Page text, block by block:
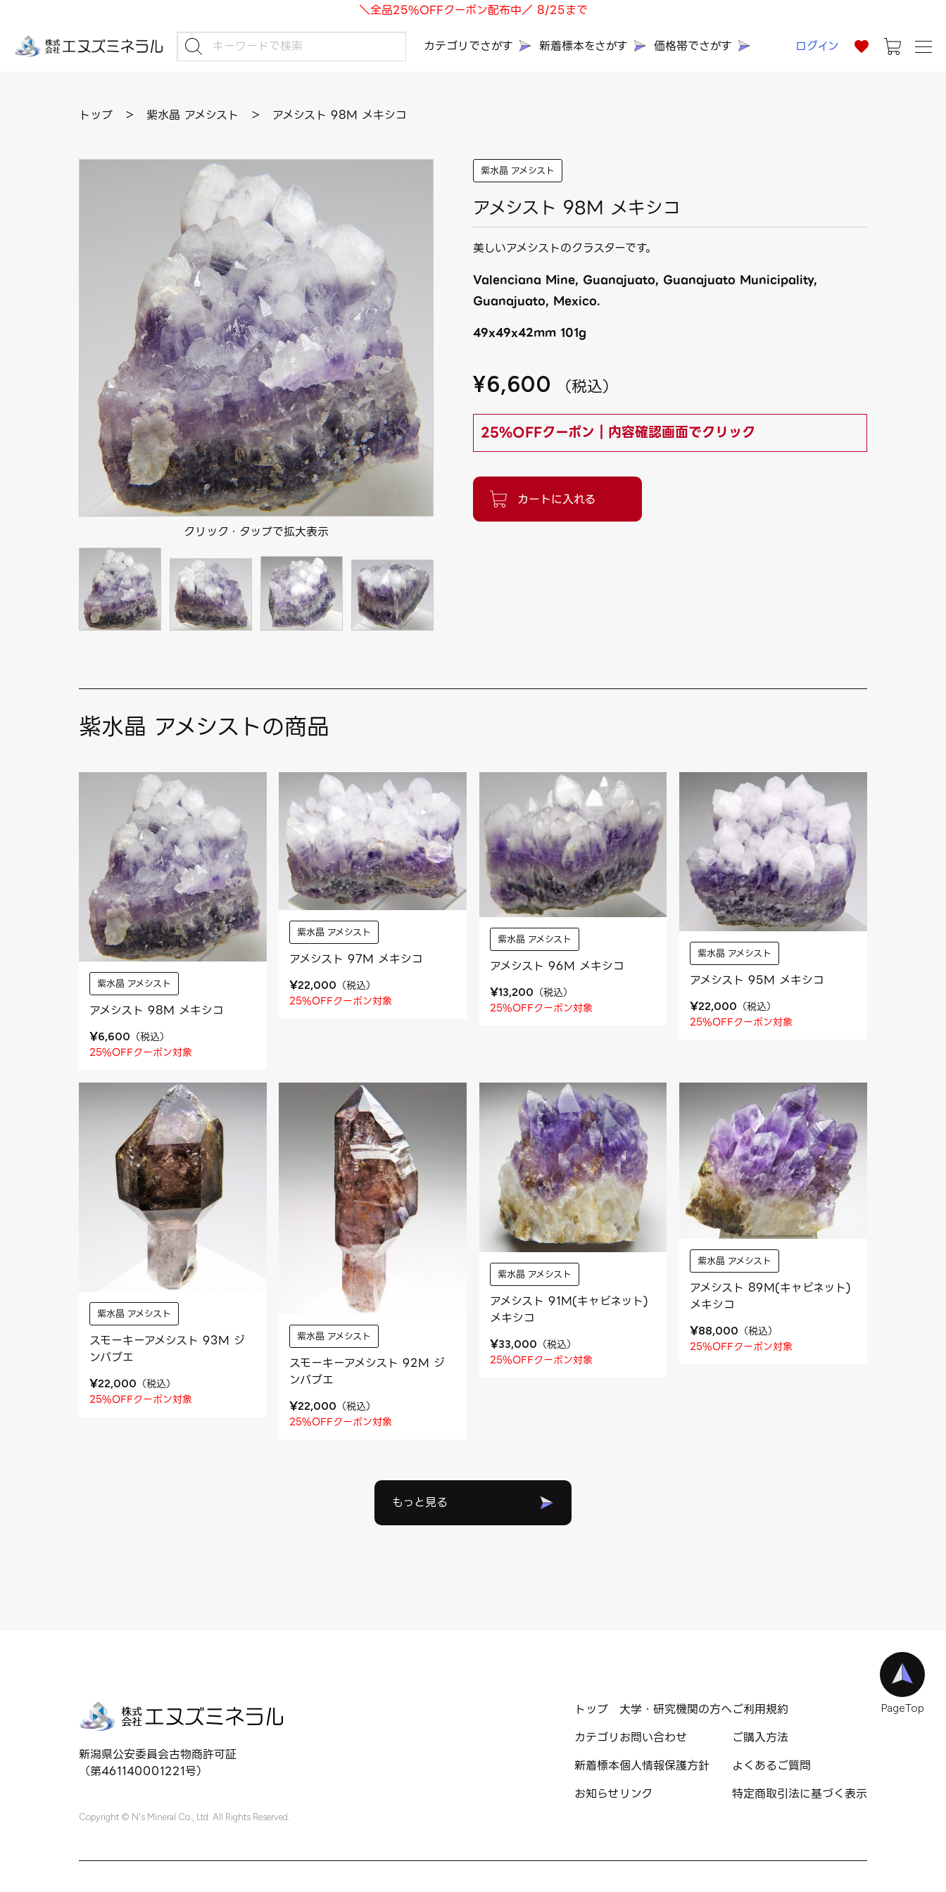
＼全品25%OFFクーポン配布中／ 8/25まで
カテゴリでさがす 新着標本をさがす 価格帯でさがす ログイン
トップ ＞ 紫水晶 アメシスト ＞ アメシスト 98M メキシコ
クリック・タップで拡大表示
紫水晶 アメシスト
アメシスト 98M メキシコ
美しいアメシストのクラスターです。
Valenciana Mine, Guanajuato, Guanajuato Municipality,
Guanajuato, Mexico.
49x49x42mm 101g
¥6,600 （税込）
25%OFFクーポン｜内容確認画面でクリック
紫水晶 アメシストの商品
紫水晶 アメシスト
アメシスト 98M メキシコ
¥6,600 （税込）
25%OFFクーポン対象
紫水晶 アメシスト
アメシスト 97M メキシコ
¥22,000 （税込）
25%OFFクーポン対象
紫水晶 アメシスト
アメシスト 96M メキシコ
¥13,200 （税込）
25%OFFクーポン対象
紫水晶 アメシスト
アメシスト 95M メキシコ
¥22,000 （税込）
25%OFFクーポン対象
紫水晶 アメシスト
スモーキーアメシスト 93M ジ
ンバブエ
¥22,000 （税込）
25%OFFクーポン対象
紫水晶 アメシスト
スモーキーアメシスト 92M ジ
ンバブエ
¥22,000 （税込）
25%OFFクーポン対象
紫水晶 アメシスト
アメシスト 91M(キャビネット)
メキシコ
¥33,000 （税込）
25%OFFクーポン対象
紫水晶 アメシスト
アメシスト 89M(キャビネット)
メキシコ
¥88,000 （税込）
25%OFFクーポン対象
もっと見る
PageTop
新潟県公安委員会古物商許可証
（第461140001221号）
Copyright © N's Mineral Co., Ltd. All Rights Reserved.
トップ
カテゴリ
新着標本
お知らせ
大学・研究機関の方へ
お問い合わせ
個人情報保護方針
リンク
ご利用規約
ご購入方法
よくあるご質問
特定商取引法に基づく表示